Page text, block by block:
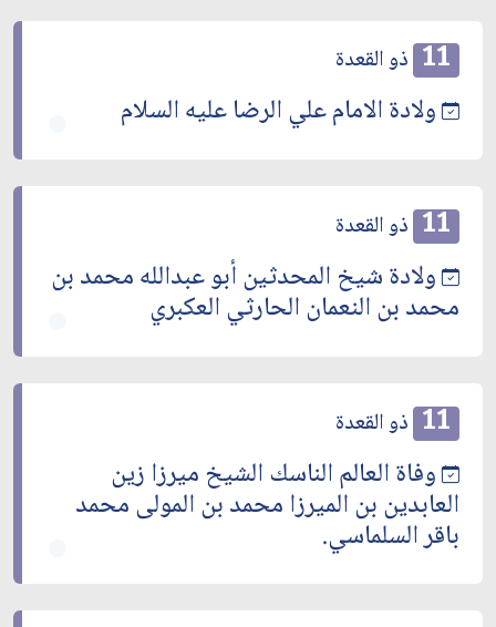
11 ذو القعدة
ولادة الامام علي الرضا عليه السلام
11 ذو القعدة
ولادة شيخ المحدثين أبو عبدالله محمد بن
محمد بن النعمان الحارثي العكبري
11 ذو القعدة
وفاة العالم الناسك الشيخ ميرزا زين
العابدين بن الميرزا محمد بن المولى محمد
باقر السلماسي.